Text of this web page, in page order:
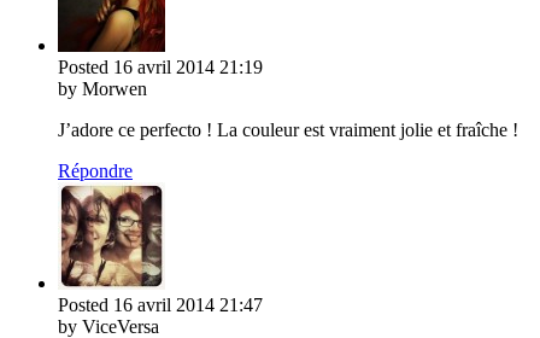
Posted 16 avril 2014 21:19
by Morwen
J’adore ce perfecto ! La couleur est vraiment jolie et fraîche !
Répondre
Posted 16 avril 2014 21:47
by ViceVersa